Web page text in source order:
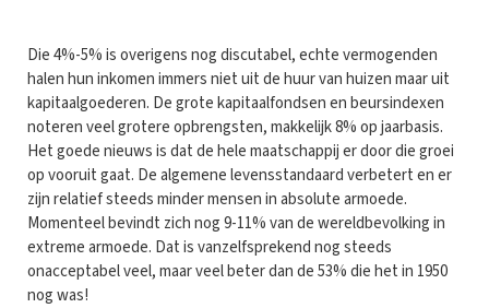
Die 4%-5% is overigens nog discutabel, echte vermogenden
halen hun inkomen immers niet uit de huur van huizen maar uit
kapitaalgoederen. De grote kapitaalfondsen en beursindexen
noteren veel grotere opbrengsten, makkelijk 8% op jaarbasis.
Het goede nieuws is dat de hele maatschappij er door die groei
op vooruit gaat. De algemene levensstandaard verbetert en er
zijn relatief steeds minder mensen in absolute armoede.
Momenteel bevindt zich nog 9-11% van de wereldbevolking in
extreme armoede. Dat is vanzelfsprekend nog steeds
onacceptabel veel, maar veel beter dan de 53% die het in 1950
nog was!